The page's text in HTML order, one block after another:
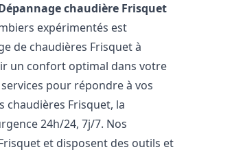
chaudière Frisquet
expérimentés est
de chaudières Frisquet à
un confort optimal dans votre
pour répondre à vos
chaudières Frisquet, la
24h/24, 7j/7. Nos
et disposent des outils et